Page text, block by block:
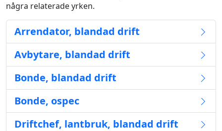
några relaterade yrken.
Arrendator, blandad drift
Avbytare, blandad drift
Bonde, blandad drift
Bonde, ospec
Driftchef, lantbruk, blandad drift